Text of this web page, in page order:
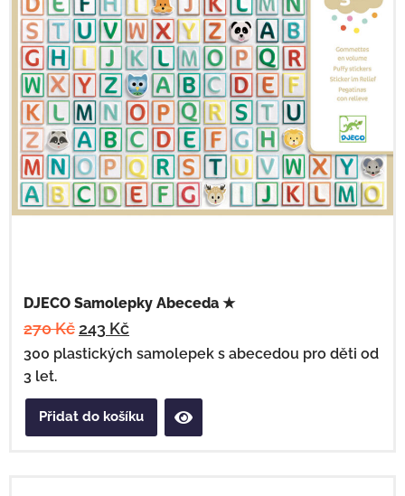
DJECO Samolepky Abeceda ★
270Kč 243 Kč
300 plastických samolepek s abecedou pro děti od
3 let.
Přidat do košíku